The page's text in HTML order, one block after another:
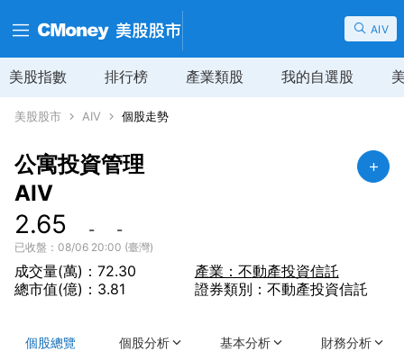
AIV
美股指數 排行榜 產業類股 我的自選股
美股股市 AIV 個股走勢
公寓投資管理
AIV
2.65 - -
已收盤：08/06 20:00 (臺灣)
成交量(萬)：72.30
總市值(億)：3.81
產業：不動產投資信託
證券類別：不動產投資信託
個股總覽 個股分析 基本分析 財務分析